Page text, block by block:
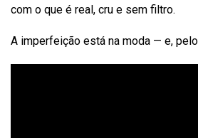
com o que é real, cru e sem filtro.
A imperfeição está na moda — e,